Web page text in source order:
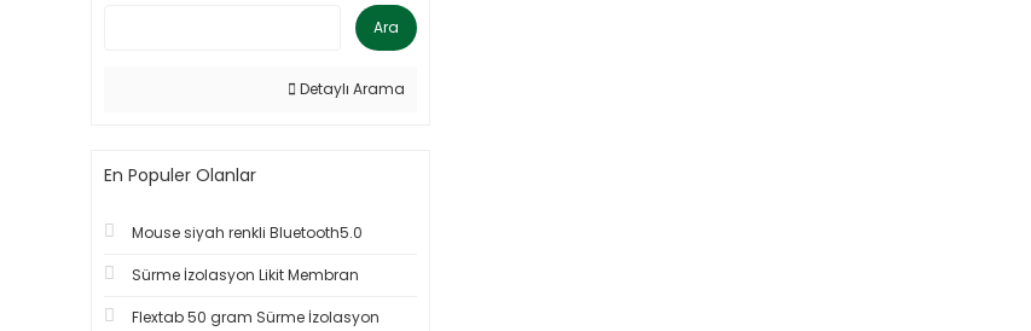
Ara
Detaylı Arama
En Populer Olanlar
Mouse siyah renkli Bluetooth5.0
Sürme İzolasyon Likit Membran
Flextab 50 gram Sürme İzolasyon